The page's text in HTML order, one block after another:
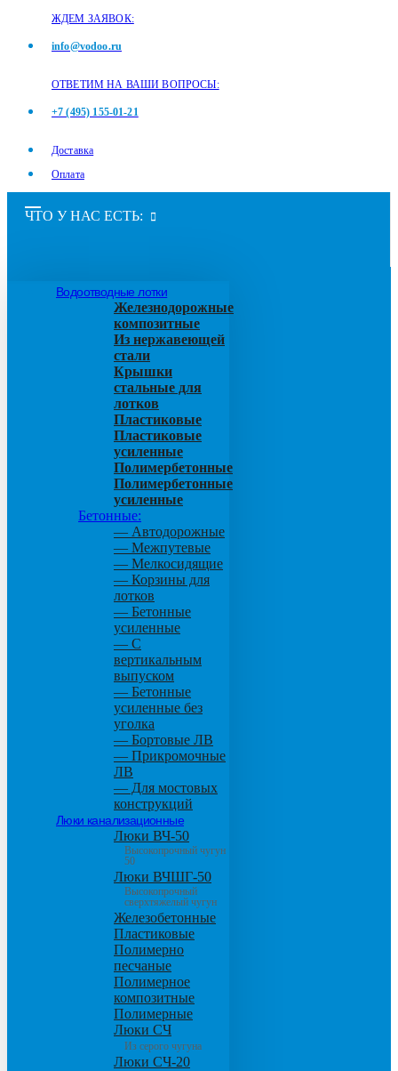
ЖДЕМ ЗАЯВОК:
info@vodoo.ru
ОТВЕТИМ НА ВАШИ ВОПРОСЫ:
+7 (495) 155-01-21
Доставка
Оплата
ЧТО У НАС ЕСТЬ:
Водоотводные лотки
Железнодорожные
композитные
Из нержавеющей
стали
Крышки
стальные для
лотков
Пластиковые
Пластиковые
усиленные
Полимербетонные
Полимербетонные
усиленные
Бетонные:
— Автодорожные
— Межпутевые
— Мелкосидящие
— Корзины для
лотков
— Бетонные
усиленные
— С
вертикальным
выпуском
— Бетонные
усиленные без
уголка
— Бортовые ЛВ
— Прикромочные
ЛВ
— Для мостовых
конструкций
Люки канализационные
Люки ВЧ-50
Высокопрочный чугун
50
Люки ВЧШГ-50
Высокопрочный
сверхтяжелый чугун
Железобетонные
Пластиковые
Полимерно
песчаные
Полимерное
композитные
Полимерные
Люки СЧ
Из серого чугуна
Люки СЧ-20